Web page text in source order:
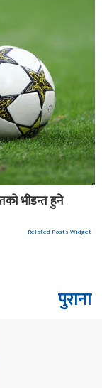
भीडन्त हुने
Related Posts Widget
पुराना